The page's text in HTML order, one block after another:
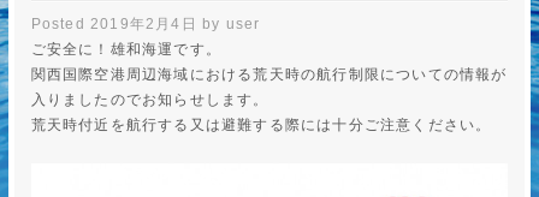
Posted2019年2月4日 by user
ご安全に！雄和海運です。
関西国際空港周辺海域における荒天時の航行制限についての情報が
入りましたのでお知らせします。
荒天時付近を航行する又は避難する際には十分ご注意ください。